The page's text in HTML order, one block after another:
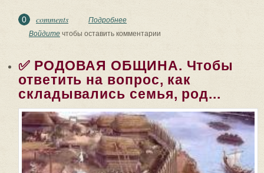
0 comments Подробнее
ВЫБИРАЮ ЧИСТЫЙ РАЗУМ. "Я
Войдитечтобы оставить комментарии
✅ РОДОВАЯ ОБЩИНА. Чтобы
ответить на вопрос, как
складывались семья, род...